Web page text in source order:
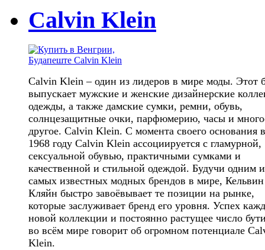
Calvin Klein
Calvin Klein – один из лидеров в мире моды. Этот
выпускает мужские и женские дизайнерские
одежды, а также дамские сумки, ремни, обувь,
солнцезащитные очки, парфюмерию, часы и
другое. Calvin Klein. С момента своего основания в
1968 году Calvin Klein ассоциируется с гламурной,
сексуальной обувью, практичными сумками и
качественной и стильной одеждой. Будучи одним
самых известных модных брендов в мире, Кельвин
Кляйн быстро завоёвывает те позиции на рынке,
которые заслуживает бренд его уровня. Успех
новой коллекции и постоянно растущее число
во всём мире говорит об огромном потенциале
Klein.